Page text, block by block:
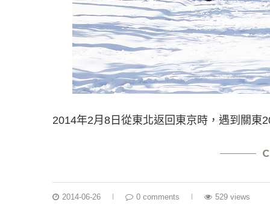
2014年2月8日從東北返回東京時，遇到關東
2014-06-26 0 comments 529 views